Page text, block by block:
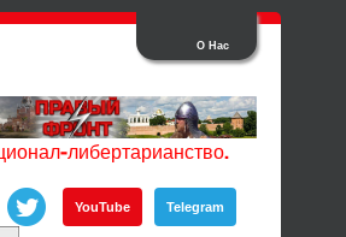
О Нас
либертарианство.
YouTube Telegram